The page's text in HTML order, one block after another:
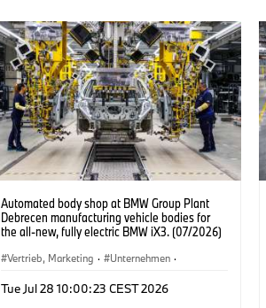
Automated body shop at BMW Group Plant
Debrecen manufacturing vehicle bodies for
the all-new, fully electric BMW iX3. (07/2026)
Vertrieb, Marketing · Unternehmen ·
Tue Jul 28 10:00:23 CEST 2026